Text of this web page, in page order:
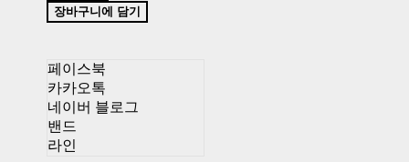
장바구니에 담기
페이스북
카카오톡
네이버 블로그
밴드
라인